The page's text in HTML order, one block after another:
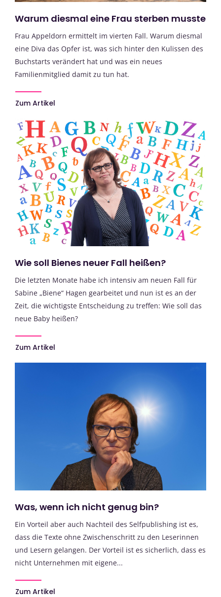
Warum diesmal eine Frau sterben musste
Frau Appeldorn ermittelt im vierten Fall. Warum diesmal
eine Diva das Opfer ist, was sich hinter den Kulissen des
Buchstarts verändert hat und was ein neues
Familienmitglied damit zu tun hat.
Zum Artikel
Wie soll Bienes neuer Fall heißen?
Die letzten Monate habe ich intensiv am neuen Fall für
Sabine „Biene“ Hagen gearbeitet und nun ist es an der
Zeit, die wichtigste Entscheidung zu treffen: Wie soll das
neue Baby heißen?
Zum Artikel
Was, wenn ich nicht genug bin?
Ein Vorteil aber auch Nachteil des Selfpublishing ist es,
dass die Texte ohne Zwischenschritt zu den Leserinnen
und Lesern gelangen. Der Vorteil ist es sicherlich, dass es
nicht Unternehmen mit eigene...
Zum Artikel